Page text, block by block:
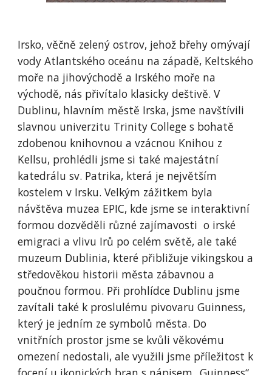
Irsko, věčně zelený ostrov, jehož břehy omývají
vody Atlantského oceánu na západě, Keltského
moře na jihovýchodě a Irského moře na
východě, nás přivítalo klasicky deštivě. V
Dublinu, hlavním městě Irska, jsme navštívili
slavnou univerzitu Trinity College s bohatě
zdobenou knihovnou a vzácnou Knihou z
Kellsu, prohlédli jsme si také majestátní
katedrálu sv. Patrika, která je největším
kostelem v Irsku. Velkým zážitkem byla
návštěva muzea EPIC, kde jsme se interaktivní
formou dozvěděli různé zajímavosti o irské
emigraci a vlivu Irů po celém světě, ale také
muzeum Dublinia, které přibližuje vikingskou a
středověkou historii města zábavnou a
poučnou formou. Při prohlídce Dublinu jsme
zavítali také k proslulému pivovaru Guinness,
který je jedním ze symbolů města. Do
vnitřních prostor jsme se kvůli věkovému
omezení nedostali, ale využili jsme příležitost k